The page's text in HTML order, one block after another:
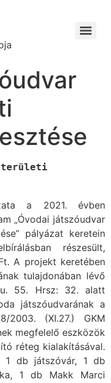
a 2021. évben
„Óvodai játszóudvar
pályázat keretein
részesült,
A projekt keretében
tulajdonában lévő
55. Hrsz: 32. alatt
játszóudvarának a
2003. (XI.27.) GKM
megfelelő eszközök
réteg kialakításával.
1 db játszóvár, 1 db
1 db Makk Marci